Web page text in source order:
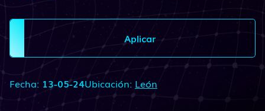
Aplicar
Fecha: 13-05-24Ubicación: León